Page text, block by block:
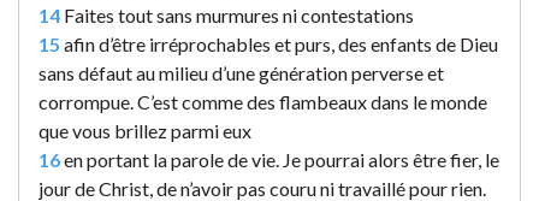
14 Faites tout sans murmures ni contestations
15 afin d’être irréprochables et purs, des enfants de Dieu
sans défaut au milieu d’une génération perverse et
corrompue. C’est comme des flambeaux dans le monde
que vous brillez parmi eux
16en portant la parole de vie. Je pourrai alors être fier, le
jour de Christ, de n’avoir pas couru ni travaillé pour rien.